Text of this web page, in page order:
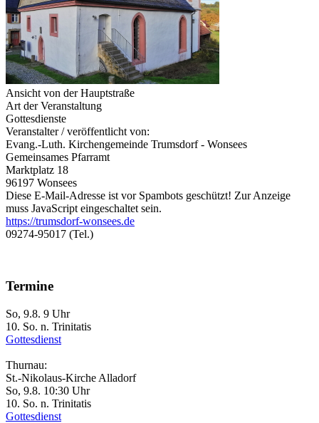
Ansicht von der Hauptstraße
Art der Veranstaltung
Gottesdienste
Veranstalter / veröffentlicht von:
Evang.-Luth. Kirchengemeinde Trumsdorf - Wonsees
Gemeinsames Pfarramt
Marktplatz 18
96197 Wonsees
Diese E-Mail-Adresse ist vor Spambots geschützt! Zur Anzeige
muss JavaScript eingeschaltet sein.
https://trumsdorf-wonsees.de
09274-95017 (Tel.)
Termine
So, 9.8. 9 Uhr
10. So. n. Trinitatis
Gottesdienst
Thurnau:
St.-Nikolaus-Kirche Alladorf
So, 9.8. 10:30 Uhr
10. So. n. Trinitatis
Gottesdienst